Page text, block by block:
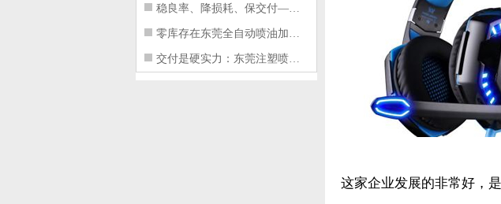
稳良率、降损耗、保交付——东莞这家U
零库存在东莞全自动喷油加工厂不可行的
交付是硬实力：东莞注塑喷油厂如何用齐
这家企业发展的非常好，